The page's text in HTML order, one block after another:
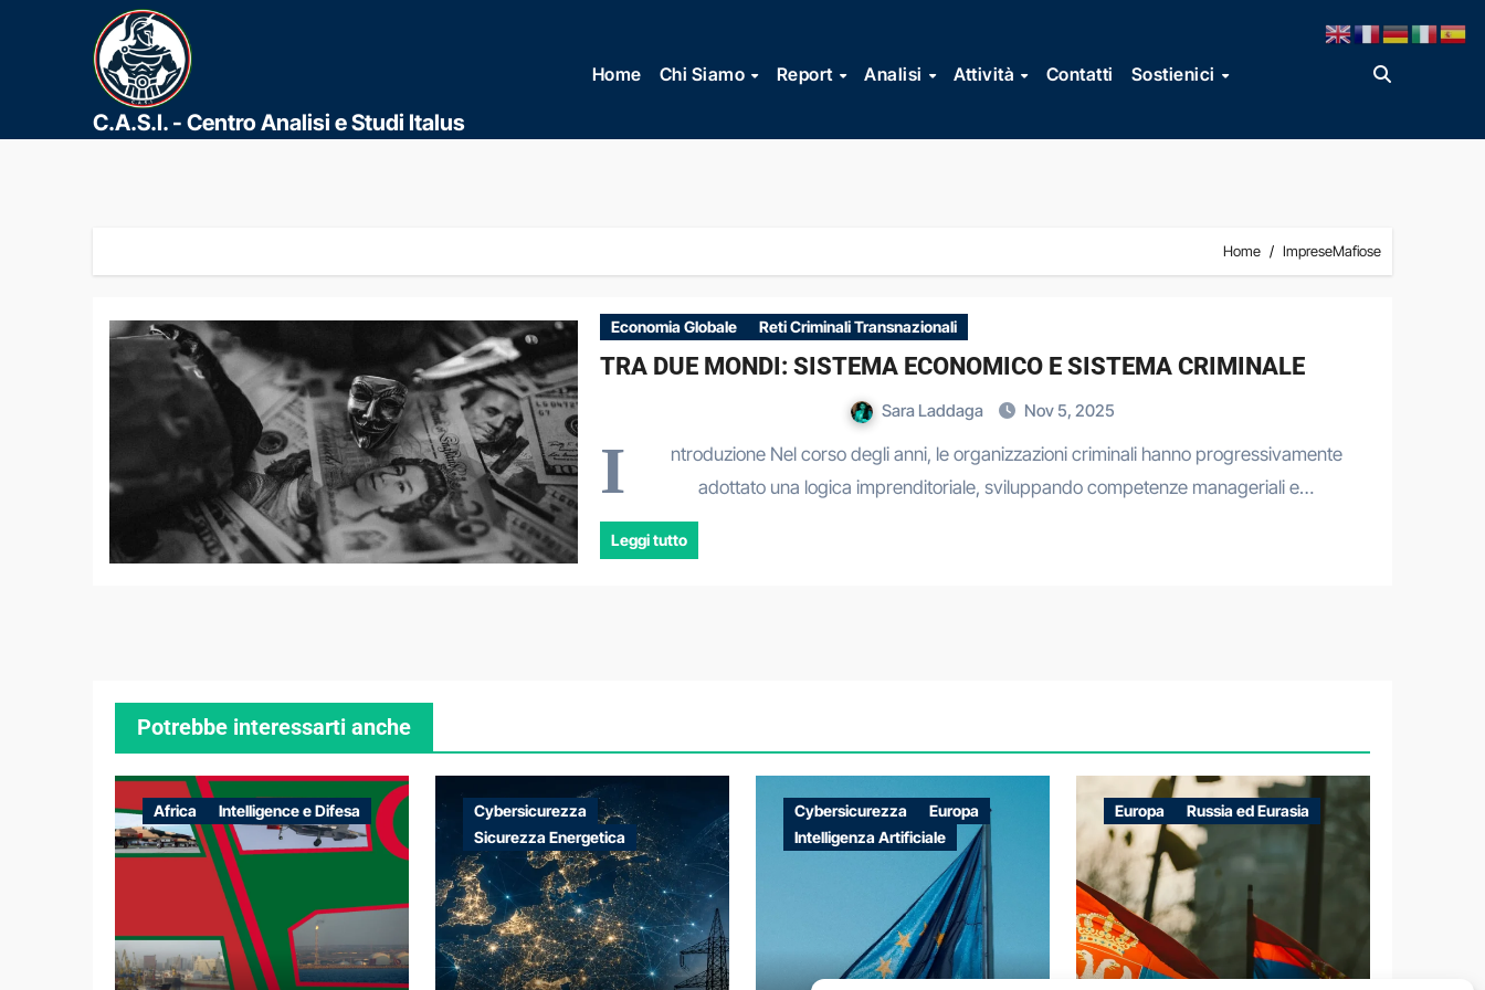
contenuto
C.A.S.I. - Centro Analisi e Studi Italus
Home Chi Siamo Report Analisi Attività Contatti Sostienici
Home ImpreseMafiose
Economia Globale Reti Criminali Transnazionali
TRA DUE MONDI: SISTEMA ECONOMICO E SISTEMA CRIMINALE
Sara Laddaga Nov 5, 2025
I
ntroduzione Nel corso degli anni, le organizzazioni criminali hanno progressivamente
adottato una logica imprenditoriale, sviluppando competenze manageriali e…
Leggi tutto
Potrebbe interessarti anche
Africa Intelligence e Difesa
Cybersicurezza
Sicurezza Energetica
Cybersicurezza
Europa
Intelligenza Artificiale
Europa Russia ed Eurasia